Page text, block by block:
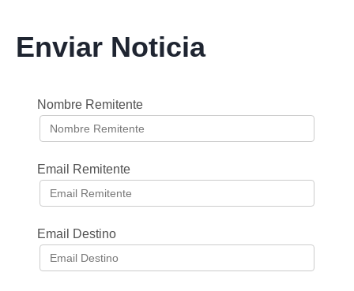
Enviar Noticia
Nombre Remitente
Email Remitente
Email Destino